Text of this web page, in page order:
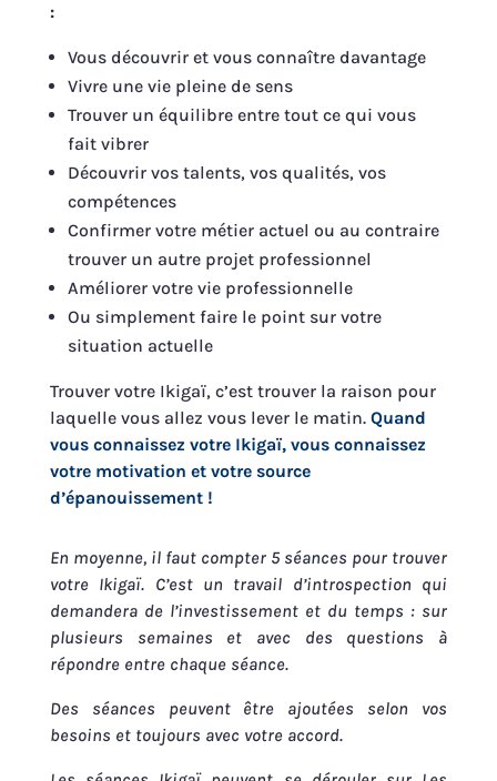
:
Vous découvrir et vous connaître davantage
Vivre une vie pleine de sens
Trouver un équilibre entre tout ce qui vous
fait vibrer
Découvrir vos talents, vos qualités, vos
compétences
Confirmer votre métier actuel ou au contraire
trouver un autre projet professionnel
Améliorer votre vie professionnelle
Ou simplement faire le point sur votre
situation actuelle
Trouver votre Ikigaï, c’est trouver la raison pour
laquelle vous allez vous lever le matin.Quand
vous connaissez votre Ikigaï, vous connaissez
votre motivation et votre source
d’épanouissement !
En moyenne, il faut compter 5 séances pour trouver
votre Ikigaï. C’est un travail d’introspection qui
demandera de l’investissement et du temps : sur
plusieurs semaines et avec des questions à
répondre entre chaque séance.
Des séances peuvent être ajoutées selon vos
besoins et toujours avec votre accord.